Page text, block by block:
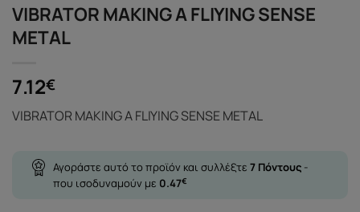
VIBRATOR MAKING A FLIYING SENSE
METAL
7.12€
VIBRATOR MAKING A FLIYING SENSE METAL
Αγοράστε αυτό το προϊόν και συλλέξτε 7 Πόντους -
που ισοδυναμούν με 0.47€